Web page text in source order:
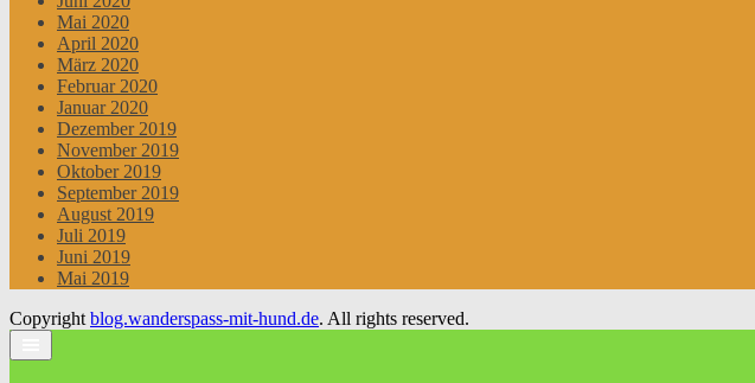
Mai 2020
April 2020
März 2020
Februar 2020
Januar 2020
Dezember 2019
November 2019
Oktober 2019
September 2019
August 2019
Juli 2019
Juni 2019
Mai 2019
Copyright blog.wanderspass-mit-hund.de. All rights reserved.